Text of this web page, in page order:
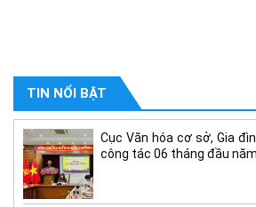
TIN NỔI BẬT
Cục Văn hóa cơ sở, Gia
công tác 06 tháng đầu năm